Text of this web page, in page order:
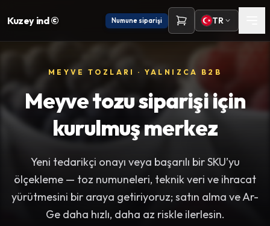
Kuzey ind © Numune siparişi TR
MEYVE TOZLARI · YALNIZCA B2B
Meyve tozu siparişi için
kurulmuş merkez
Yeni tedarikçi onayı veya başarılı bir SKU’yu
ölçekleme — toz numuneleri, teknik veri ve ihracat
yürütmesini bir araya getiriyoruz; satın alma ve Ar-
Ge daha hızlı, daha az riskle ilerlesin.